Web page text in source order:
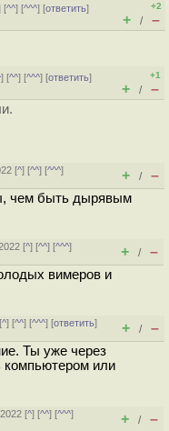
[^^] [^^^] [ответить]
+2
+ / –
] [^^] [^^^] [ответить]
+1
+ / –
[^] [^^] [^^^]
+ / –
чем быть дырявым
[^] [^^] [^^^]
+ / –
вимеров и
^] [^^] [^^^] [ответить]
+ / –
Ты уже через
компьютером или
[^] [^^] [^^^]
+ / –